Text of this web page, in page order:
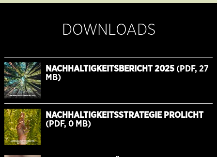
DOWNLOADS
NACHHALTIGKEITSBERICHT 2025 (PDF, 27
MB)
NACHHALTIGKEITSSTRATEGIE PROLICHT
(PDF, 0 MB)